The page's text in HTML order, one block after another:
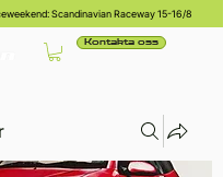
Scandinavian Raceway 15-16/8
Kontakta oss